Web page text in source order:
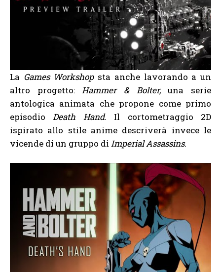
La Games Workshopsta anche lavorando a un
altro progetto:Hammer & Bolter,una serie
antologica animata che propone come primo
episodio Death Hand. Il cortometraggio 2D
ispirato allo stile anime descriverà invece le
vicende di un gruppo di Imperial Assassins.